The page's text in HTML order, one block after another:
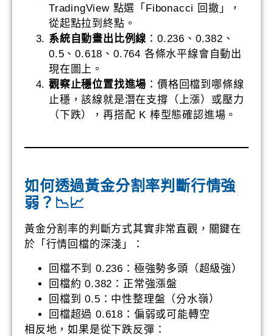
TradingView 點選「Fibonacci 回撤」，
從起點拉到終點。
系統自動畫出比例線 ：0.236、0.382、
0.5、0.618、0.764 各條水平線會自動出
現在圖上。
觀察止穩位置找進場 ：價格回檔到哪條線
止穩，該線就是潛在支撐（上漲）或壓力
（下跌），再搭配 K 棒型態確認進場。
如何透過黃金分割率判斷行情強
弱？📉📈
黃金分割率的判斷方式其實非常直觀，關鍵在
於「行情回檔的深淺」：
回檔不到 0.236：極強勢多頭（超級強）
回檔約 0.382：正常強漲盤
回檔到 0.5：中性整理盤（分水嶺）
回檔超過 0.618：偏弱或可能轉空
相反地，如果是從下跌反彈：